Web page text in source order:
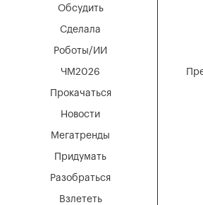
Мегатренды
Придумать
Разобраться
Взлететь
Новости
Обсудить
Сделала
Роботы/ИИ
ЧМ2026
Прокачаться